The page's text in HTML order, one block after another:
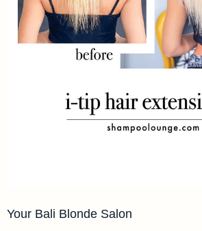
Your Bali Blonde Salon